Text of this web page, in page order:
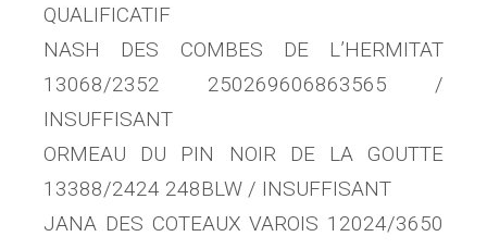
QUALIFICATIF
NASH DES COMBES DE L’HERMITAT
13068/2352 250269606863565 /
INSUFFISANT
ORMEAU DU PIN NOIR DE LA GOUTTE
13388/2424 248BLW / INSUFFISANT
JANA DES COTEAUX VAROIS 12024/3650